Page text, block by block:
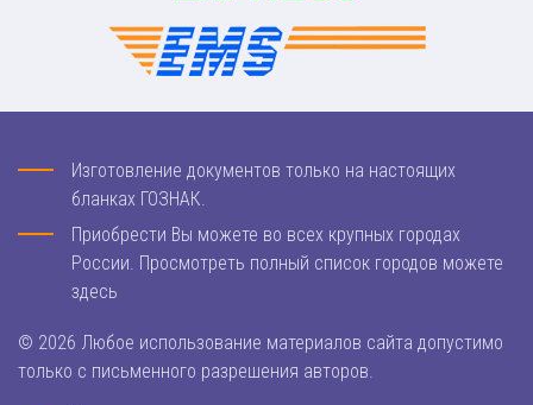
Изготовление документов только на настоящих
бланках ГОЗНАК.
Приобрести Вы можете во всех крупных городах
России. Просмотреть полный список городов можете
здесь
© 2026 Любое использование материалов сайта допустимо
только с письменного разрешения авторов.